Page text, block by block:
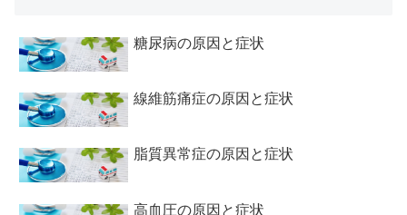
糖尿病の原因と症状
線維筋痛症の原因と症状
脂質異常症の原因と症状
高血圧の原因と症状